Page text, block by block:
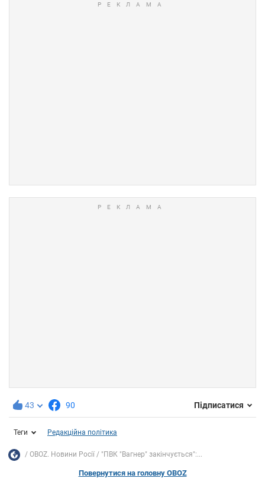
43 90 Підписатися
Теги Редакційна політика
OBOZ. Новини Росії "ПВК "Вагнер" закінчується":...
Повернутися на головну OBOZ